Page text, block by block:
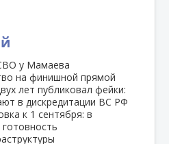
у Мамаева
на финишной прямой
лет публиковал фейки:
в дискредитации ВС РФ
к 1 сентября: в